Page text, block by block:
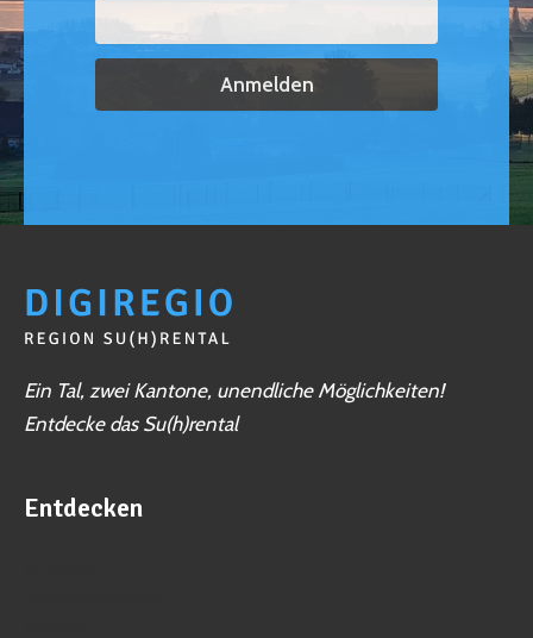
Ein Tal, zwei Kantone, unendliche Möglichkeiten!
Entdecke das Su(h)rental
Entdecken